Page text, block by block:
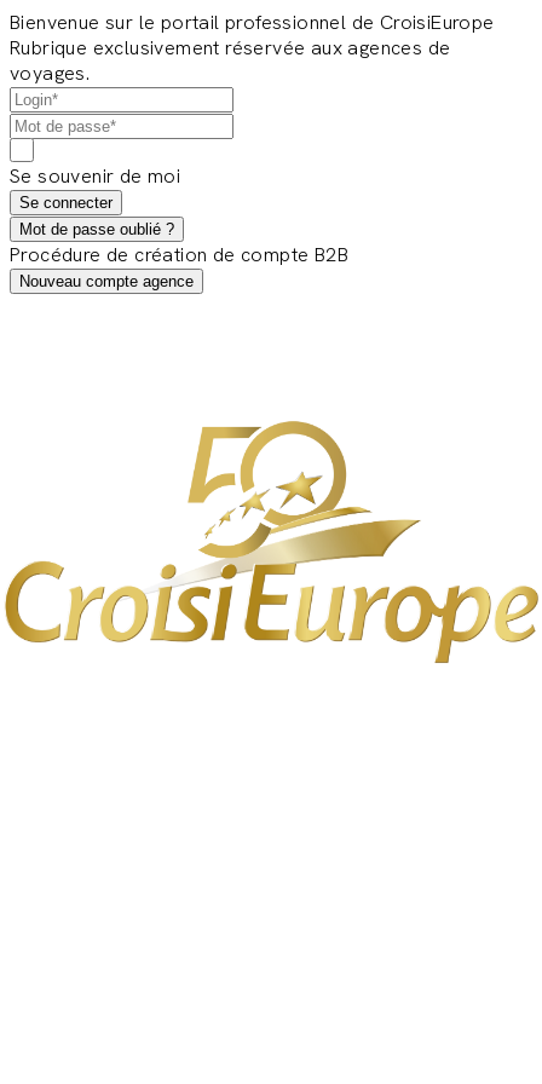
Bienvenue sur le portail professionnel de CroisiEurope
Rubrique exclusivement réservée aux agences de
voyages.
Se souvenir de moi
Se connecter
Mot de passe oublié ?
Procédure de création de compte B2B
Nouveau compte agence